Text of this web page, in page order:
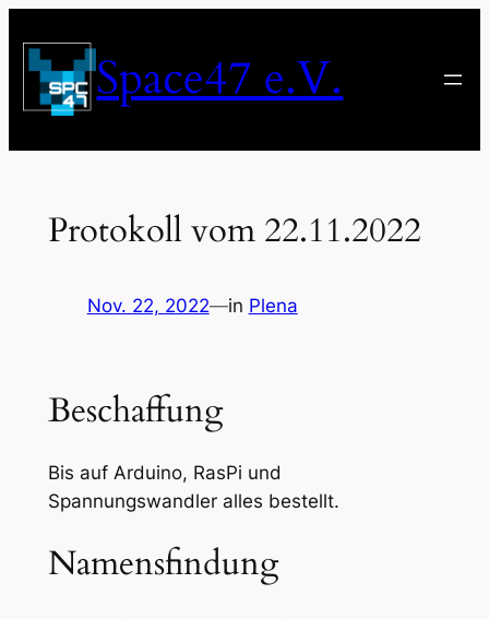
Inhalt
springen
Space47 e.V.
Protokoll vom 22.11.2022
Nov. 22, 2022—in Plena
Beschaffung
Bis auf Arduino, RasPi und
Spannungswandler alles bestellt.
Namensfindung